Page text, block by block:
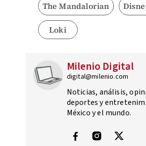
The Mandalorian
Loki
Milenio Digital
digital@milenio.com
Noticias, análisis,
deportes y
México y el mundo.